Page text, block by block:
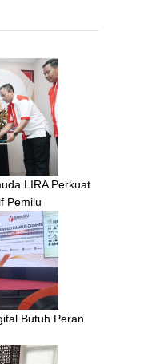
LIRA Perkuat
Pemilu
Butuh Peran